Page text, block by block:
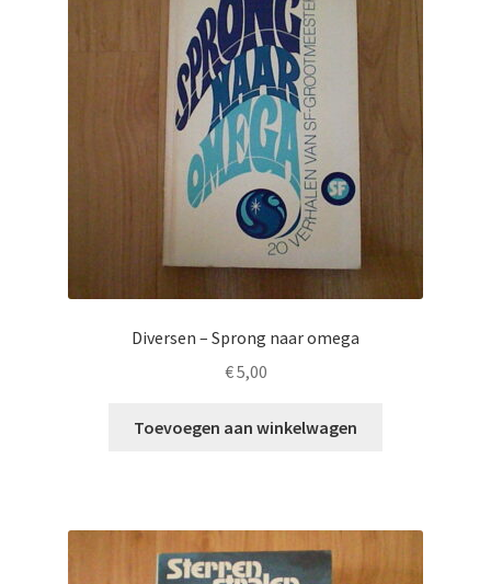
Diversen – Sprong naar omega
€5,00
Toevoegen aan winkelwagen